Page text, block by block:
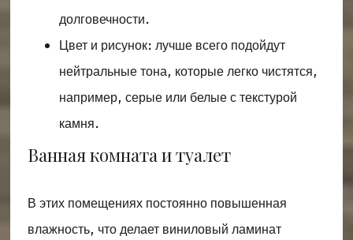
долговечности.
Цвет и рисунок: лучше всего подойдут
нейтральные тона, которые легко чистятся,
например, серые или белые с текстурой
камня.
Ванная комната и туалет
В этих помещениях постоянно повышенная
влажность, что делает виниловый ламинат